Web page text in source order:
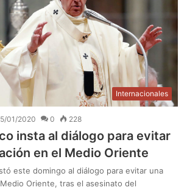
Internacionales
01/2020 0 228
insta al diálogo para evitar
en el Medio Oriente
este domingo al diálogo para evitar una
Oriente, tras el asesinato del